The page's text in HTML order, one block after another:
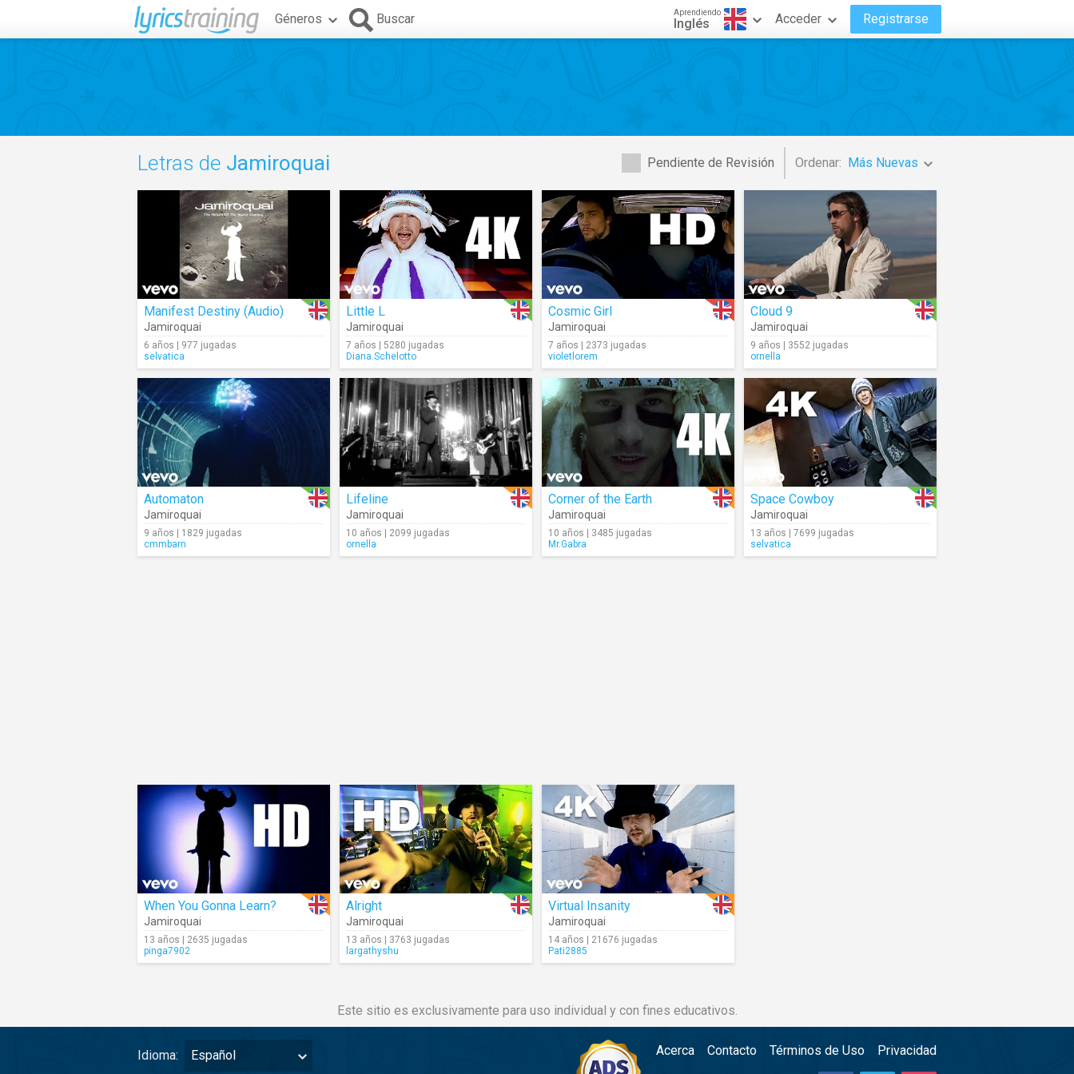
Géneros Buscar Aprendiendo
Inglés Acceder Registrarse
Pendiente de Revisión Ordenar: Más Nuevas
Letras de Jamiroquai
Manifest Destiny (Audio)
Jamiroquai
6 años | 977 jugadas
selvatica
Little L
Jamiroquai
7 años | 5280 jugadas
Diana.Schelotto
Cosmic Girl
Jamiroquai
7 años | 2373 jugadas
violetlorem
Cloud 9
Jamiroquai
9 años | 3552 jugadas
ornella
Automaton
Jamiroquai
9 años | 1829 jugadas
cmmbarn
Lifeline
Jamiroquai
10 años | 2099 jugadas
ornella
Corner of the Earth
Jamiroquai
10 años | 3485 jugadas
Mr.Gabra
Space Cowboy
Jamiroquai
13 años | 7699 jugadas
selvatica
When You Gonna Learn?
Jamiroquai
13 años | 2635 jugadas
pinga7902
Alright
Jamiroquai
13 años | 3763 jugadas
largathyshu
Virtual Insanity
Jamiroquai
14 años | 21676 jugadas
Pati2885
Este sitio es exclusivamente para uso individual y con fines educativos.
Idioma: Español Acerca Contacto Términos de Uso Privacidad